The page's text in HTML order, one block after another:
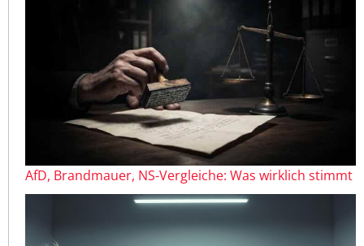
AfD, Brandmauer, NS-Vergleiche: Was wirklich stimmt